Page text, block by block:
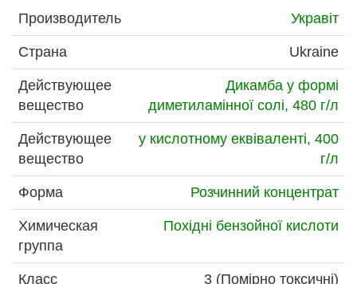
Производитель Укравіт
Страна Ukraine
Действующее
вещество
Дикамба у формі
диметиламінної солі, 480 г/л
Действующее
вещество
у кислотному еквіваленті, 400
г/л
Форма Розчинний концентрат
Химическая
группа
Похідні бензойної кислоти
Класс
3 (Помірно токсичні)